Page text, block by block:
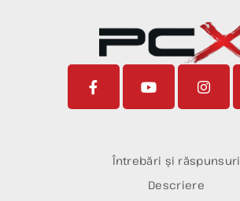
Întrebări și răspunsuri
Descriere